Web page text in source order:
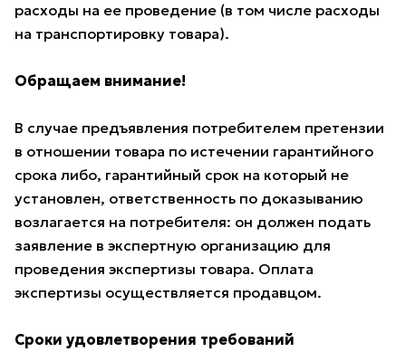
расходы на ее проведение (в том числе расходы
на транспортировку товара).
Обращаем внимание!
В случае предъявления потребителем претензии
в отношении товара по истечении гарантийного
срока либо, гарантийный срок на который не
установлен, ответственность по доказыванию
возлагается на потребителя: он должен подать
заявление в экспертную организацию для
проведения экспертизы товара. Оплата
экспертизы осуществляется продавцом.
Сроки удовлетворения требований